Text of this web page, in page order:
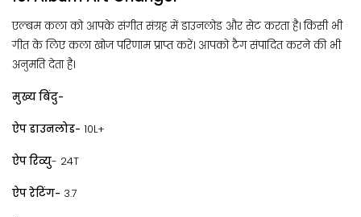
एल्बम कला को आपके संगीत संग्रह में डाउनलोड और सेट करता है। किसी भी
गीत के लिए कला खोज परिणाम प्राप्त करें। आपको टैग संपादित करने की भी
अनुमति देता है।
मुख्य बिंदु-
ऐप डाउनलोड- 10L+
ऐप रिव्यु- 24T
ऐप रेटिंग- 3.7